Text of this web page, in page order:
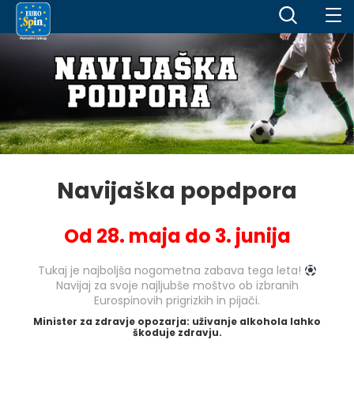
Navijaška popdpora
Od 28. maja do 3. junija
Tukaj je najboljša nogometna zabava tega leta!
Navijaj za svoje najljubše moštvo ob izbranih
Eurospinovih prigrizkih in pijači.
Minister za zdravje opozarja: uživanje alkohola lahko
škoduje zdravju.